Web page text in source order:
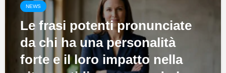
NEWS
Le frasi potenti pronunciate
da chi ha una personalità
forte e il loro impatto nella